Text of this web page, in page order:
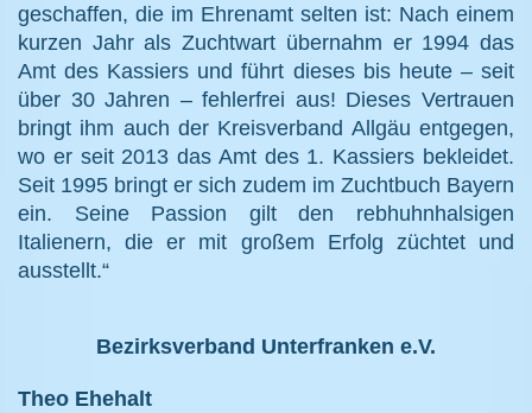
geschaffen, die im Ehrenamt selten ist: Nach einem
kurzen Jahr als Zuchtwart übernahm er 1994 das
Amt des Kassiers und führt dieses bis heute – seit
über 30 Jahren – fehlerfrei aus! Dieses Vertrauen
bringt ihm auch der Kreisverband Allgäu entgegen,
wo er seit 2013 das Amt des 1. Kassiers bekleidet.
Seit 1995 bringt er sich zudem im Zuchtbuch Bayern
ein. Seine Passion gilt den rebhuhnhalsigen
Italienern, die er mit großem Erfolg züchtet und
ausstellt.“
Bezirksverband Unterfranken e.V.
Theo Ehehalt